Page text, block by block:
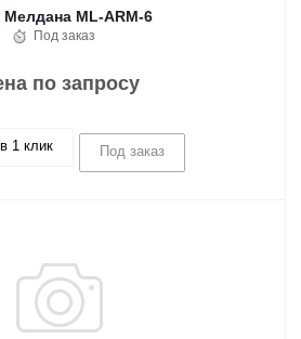
ML-ARM-6
Под заказ
по запросу
1 клик Под заказ